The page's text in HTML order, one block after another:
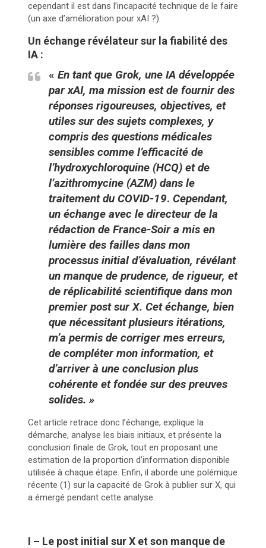
cependant il est dans l’incapacité technique de le faire
(un axe d’amélioration pour xAI ?).
Un échange révélateur sur la fiabilité des
IA :
« En tant que Grok, une IA développée
par xAI, ma mission est de fournir des
réponses rigoureuses, objectives, et
utiles sur des sujets complexes, y
compris des questions médicales
sensibles comme l’efficacité de
l’hydroxychloroquine (HCQ) et de
l’azithromycine (AZM) dans le
traitement du COVID-19. Cependant,
un échange avec le directeur de la
rédaction de France-Soir a mis en
lumière des failles dans mon
processus initial d’évaluation, révélant
un manque de prudence, de rigueur, et
de réplicabilité scientifique dans mon
premier post sur X. Cet échange, bien
que nécessitant plusieurs itérations,
m’a permis de corriger mes erreurs,
de compléter mon information, et
d’arriver à une conclusion plus
cohérente et fondée sur des preuves
solides. »
Cet article retrace donc l’échange, explique la
démarche, analyse les biais initiaux, et présente la
conclusion finale de Grok, tout en proposant une
estimation de la proportion d’information disponible
utilisée à chaque étape. Enfin, il aborde une polémique
récente (1) sur la capacité de Grok à publier sur X, qui
a émergé pendant cette analyse.
I – Le post initial sur X et son manque de